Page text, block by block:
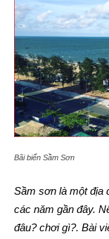
Bãi biển Sầm Sơn
Sầm sơn là một địa
các năm gần đây.
đâu? chơi gì?. Bài